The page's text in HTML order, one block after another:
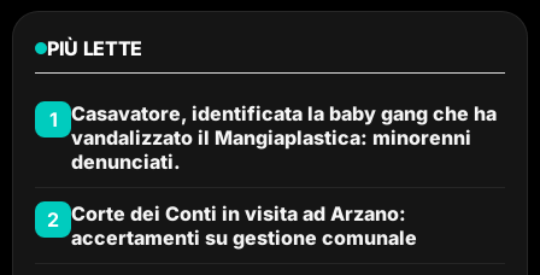
PIÙ LETTE
1 Casavatore, identificata la baby gang che ha
vandalizzato il Mangiaplastica: minorenni
denunciati.
2 Corte dei Conti in visita ad Arzano:
accertamenti su gestione comunale